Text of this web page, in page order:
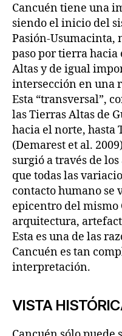
Cancuén tiene una
siendo el inicio del
Pasión-Usumacinta,
paso por tierra hacia
Altas y de igual
intersección en una
Esta “transversal”,
las Tierras Altas de
hacia el norte, hasta
(Demarest et al.
surgió a través de
que todas las
contacto humano se
epicentro del mismo
arquitectura,
Esta es una de las
Cancuén es tan
interpretación.
VISTA